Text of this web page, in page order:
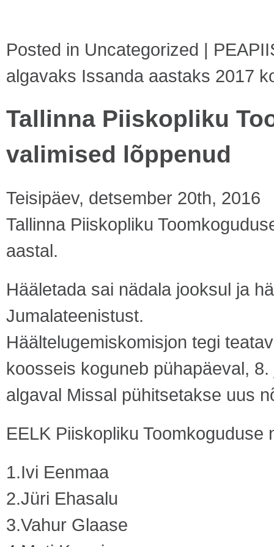
Posted in Uncategorized |
algavaks Issanda aastaks 2017
Tallinna Piiskopliku
valimised lõppenud
Teisipäev, detsember 20th, 2016
Tallinna Piiskopliku
aastal.
Hääletada sai nädala jooksul ja
Jumalateenistust.
Häältelugemiskomisjon tegi
koosseis koguneb pühapäeval,
algaval Missal pühitsetakse uus
EELK Piiskopliku Toomkoguduse
1.Ivi Eenmaa
2.Jüri Ehasalu
3.Vahur Glaase